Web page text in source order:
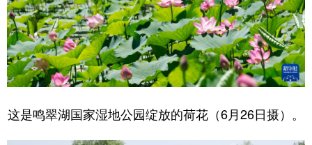
这是鸣翠湖国家湿地公园绽放的荷花（6月26日摄）。